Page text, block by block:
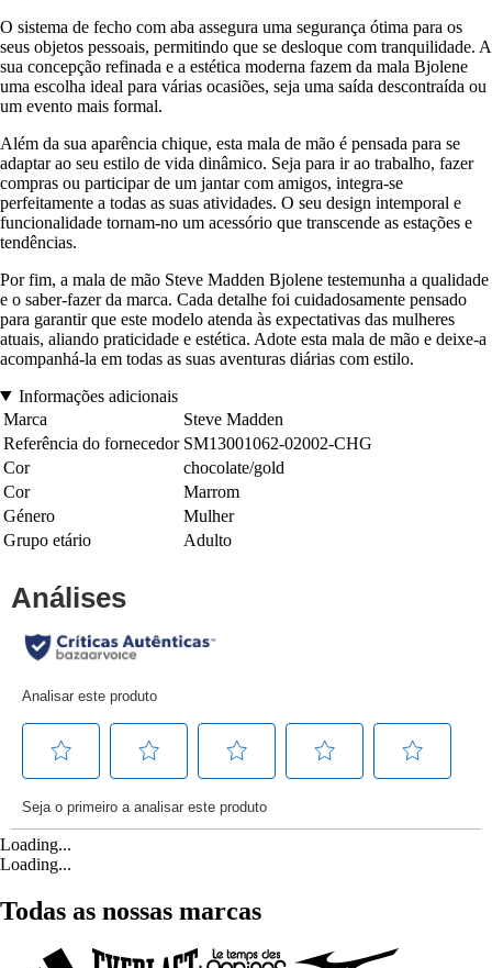
O sistema de fecho com aba assegura uma segurança ótima para os
seus objetos pessoais, permitindo que se desloque com tranquilidade. A
sua concepção refinada e a estética moderna fazem da mala Bjolene
uma escolha ideal para várias ocasiões, seja uma saída descontraída ou
um evento mais formal.
Além da sua aparência chique, esta mala de mão é pensada para se
adaptar ao seu estilo de vida dinâmico. Seja para ir ao trabalho, fazer
compras ou participar de um jantar com amigos, integra-se
perfeitamente a todas as suas atividades. O seu design intemporal e
funcionalidade tornam-no um acessório que transcende as estações e
tendências.
Por fim, a mala de mão Steve Madden Bjolene testemunha a qualidade
e o saber-fazer da marca. Cada detalhe foi cuidadosamente pensado
para garantir que este modelo atenda às expectativas das mulheres
atuais, aliando praticidade e estética. Adote esta mala de mão e deixe-a
acompanhá-la em todas as suas aventuras diárias com estilo.
Informações adicionais
Marca
Steve Madden
Referência do fornecedor SM13001062-02002-CHG
Cor
chocolate/gold
Cor
Marrom
Género
Mulher
Grupo etário
Adulto
Loading...
Loading...
Todas as nossas marcas